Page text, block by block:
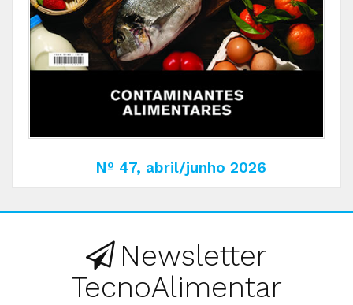
Nº 47, abril/junho 2026
Newsletter
TecnoAlimentar